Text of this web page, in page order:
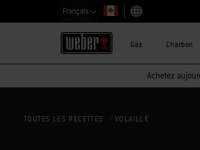
Français
Choisir un pays
Gaz Charbon
Achetez
TOUTES LES RECETTES VOLAILLE